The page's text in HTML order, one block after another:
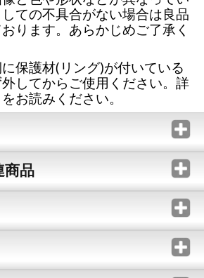
ての不具合がない場合は良品
ります。あらかじめご了承く
保護材(リング)が付いている
してからご使用ください。詳
をお読みください。
商品